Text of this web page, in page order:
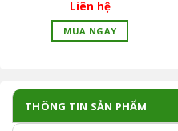
Liên hệ
MUA NGAY
THÔNG TIN SẢN PHẨM